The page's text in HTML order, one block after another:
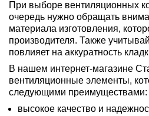
При выборе вентиляционных
очередь нужно обращать
материала изготовления,
производителя. Также
повлияет на аккуратность
В нашем интернет-магазине
вентиляционные элементы,
следующими преимуществами:
высокое качество и